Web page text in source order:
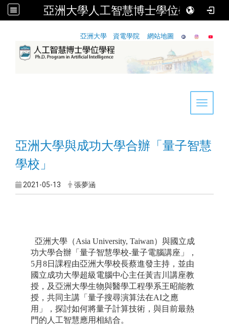
亞洲大學人工智慧博士學位學程
亞洲大學 資電學院 網站地圖
Toggle
亞洲大學與成功大學合辦「量子智慧
學校」
2021-05-13 張夢涵
亞洲大學（Asia University, Taiwan）與國立成
功大學合辦「量子智慧學校-量子電腦講座」，
5月8日課程由亞洲大學校長蔡進發主持，並由
國立成功大學超級電腦中心主任黃吉川講座教
授，及亞洲大學生物與醫學工程學系王昭能教
授，共同主講「量子搜尋演算法在AI之應
用」，探討如何將量子計算技術，與目前最熱
門的人工智慧應用相結合。